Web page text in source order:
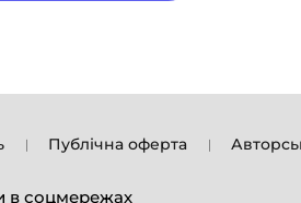
Публічна оферта
в соцмережах